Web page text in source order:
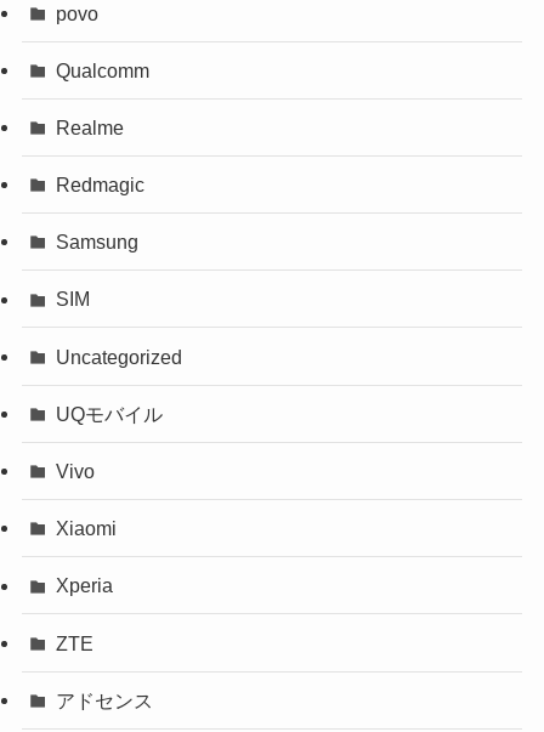
povo
Qualcomm
Realme
Redmagic
Samsung
SIM
Uncategorized
UQモバイル
Vivo
Xiaomi
Xperia
ZTE
アドセンス